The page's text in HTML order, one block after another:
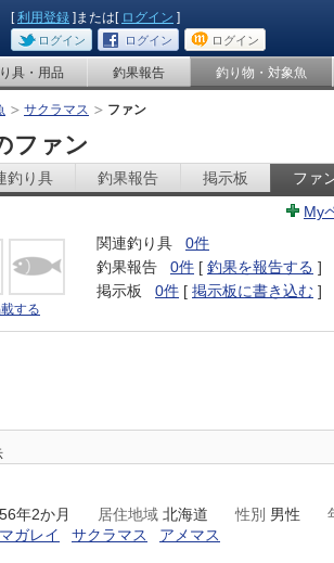
[利用登録 ]または[ ログイン ]
ログイン ログイン ログイン
具・用品 釣果報告 釣り物・対象魚
サクラマス ファン
ファン
釣り具 釣果報告 掲示板
ファ
My
する
関連釣り具
0件
釣果報告
0件 [ 釣果を報告する ]
掲示板
0件 [ 掲示板に書き込む ]
56年2か月 居住地域 北海道 性別 男性
マガレイ サクラマス アメマス